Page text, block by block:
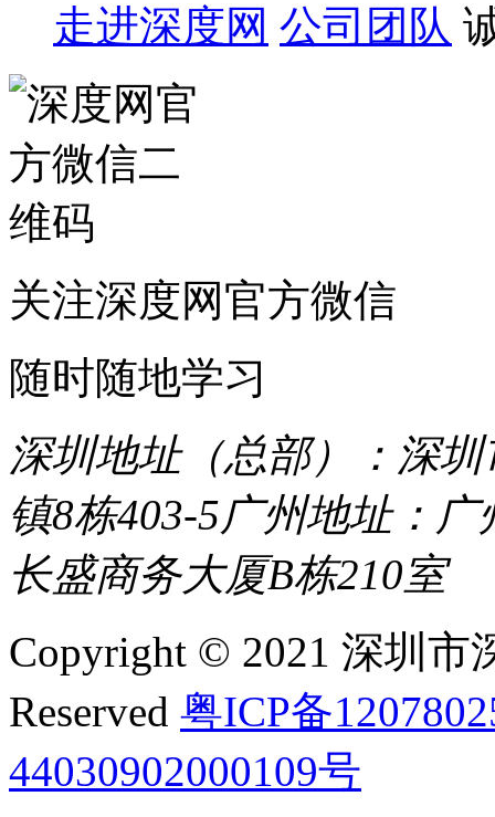
走进深度网 公司团队
关注深度网官方微信
随时随地学习
深圳地址（总部）：深
镇8栋403-5广州地址：
长盛商务大厦B栋210室
Copyright © 2021 深圳市
Reserved 粤ICP备
44030902000109号